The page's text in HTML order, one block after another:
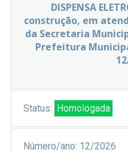
DISPENSA
construção, em
da Secretaria
Prefeitura
Status: Homologada
Número/ano: 12/2026